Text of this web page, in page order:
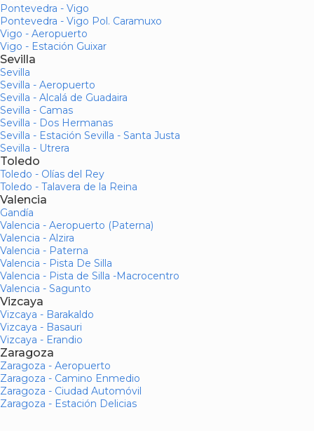
Pontevedra - Vigo
Pontevedra - Vigo Pol. Caramuxo
Vigo - Aeropuerto
Vigo - Estación Guixar
Sevilla
Sevilla
Sevilla - Aeropuerto
Sevilla - Alcalá de Guadaira
Sevilla - Camas
Sevilla - Dos Hermanas
Sevilla - Estación Sevilla - Santa Justa
Sevilla - Utrera
Toledo
Toledo - Olías del Rey
Toledo - Talavera de la Reina
Valencia
Gandía
Valencia - Aeropuerto (Paterna)
Valencia - Alzira
Valencia - Paterna
Valencia - Pista De Silla
Valencia - Pista de Silla -Macrocentro
Valencia - Sagunto
Vizcaya
Vizcaya - Barakaldo
Vizcaya - Basauri
Vizcaya - Erandio
Zaragoza
Zaragoza - Aeropuerto
Zaragoza - Camino Enmedio
Zaragoza - Ciudad Automóvil
Zaragoza - Estación Delicias